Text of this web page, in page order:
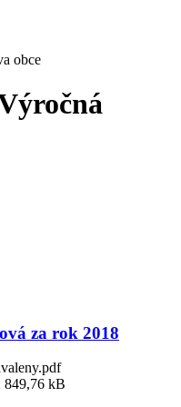
obce
za rok 2018
849,76 kB